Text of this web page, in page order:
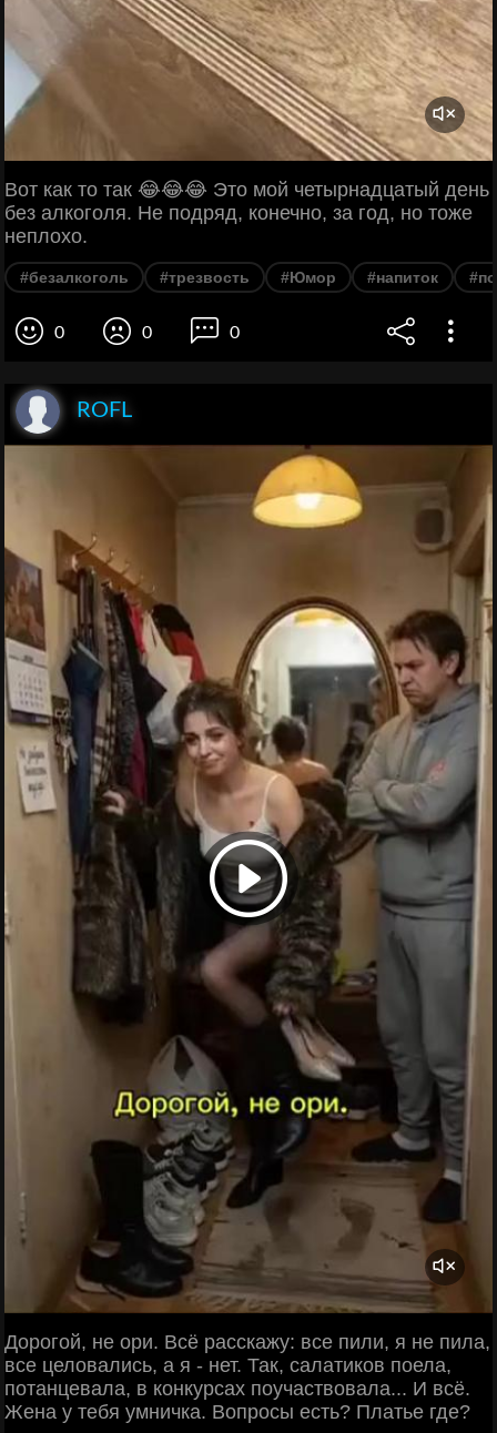
Вот как то так 😂😂😂 Это мой четырнадцатый день
без алкоголя. Не подряд, конечно, за год, но тоже
неплохо.
#безалкоголь #трезвость #Юмор #напиток
0 0 0
ROFL
Дорогой, не ори. Всё расскажу: все пили, я не пила,
все целовались, а я - нет. Так, салатиков поела,
потанцевала, в конкурсах поучаствовала... И всё.
Жена у тебя умничка. Вопросы есть? Платье где?